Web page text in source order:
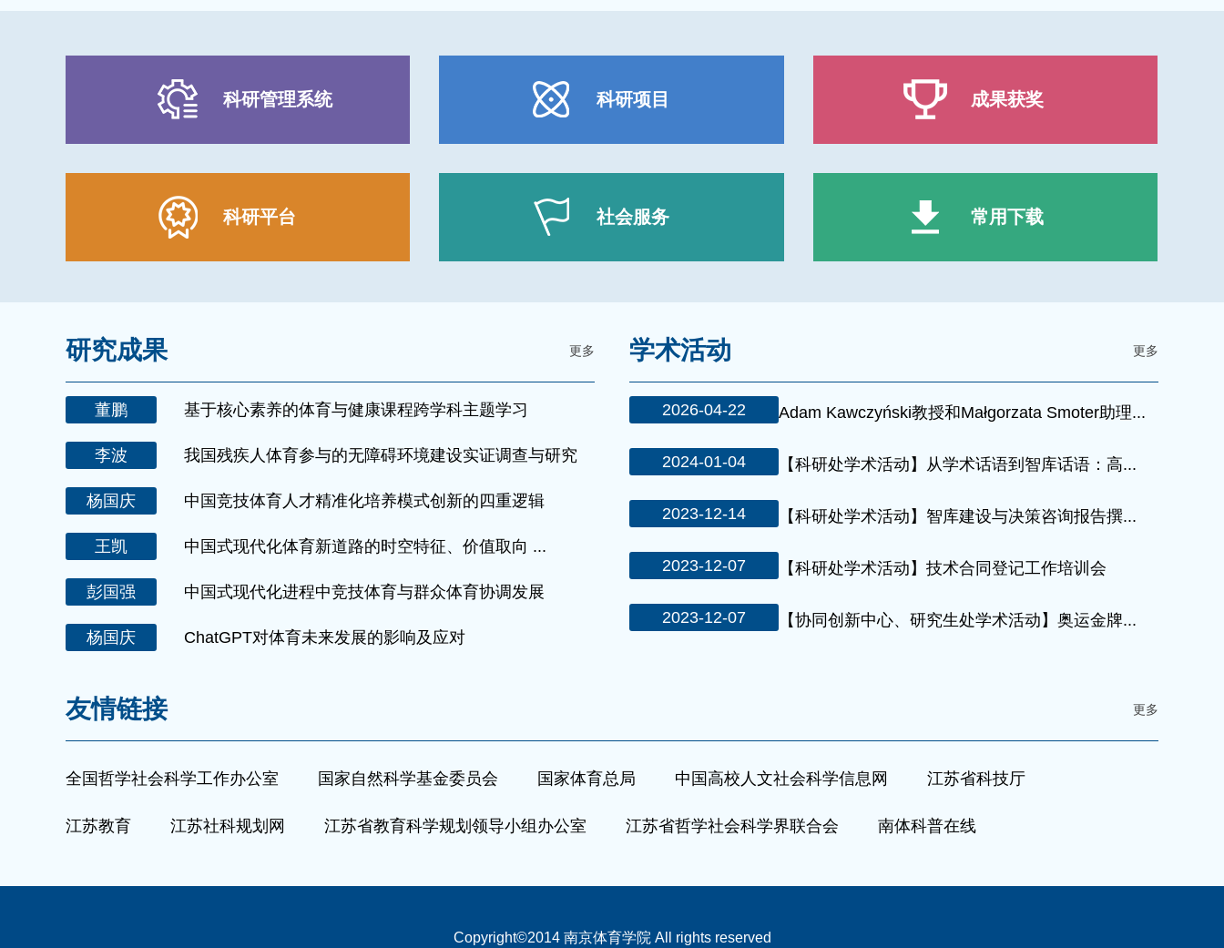
科研管理系统 科研项目 成果获奖
科研平台 社会服务 常用下载
研究成果 更多
董鹏 基于核心素养的体育与健康课程跨学科主题学习
李波 我国残疾人体育参与的无障碍环境建设实证调查与研究
杨国庆 中国竞技体育人才精准化培养模式创新的四重逻辑
王凯 中国式现代化体育新道路的时空特征、价值取向 ...
彭国强 中国式现代化进程中竞技体育与群众体育协调发展
杨国庆 ChatGPT对体育未来发展的影响及应对
学术活动 更多
2026-04-22 Adam Kawczyński教授和Małgorzata Smoter助理...
2024-01-04 【科研处学术活动】从学术话语到智库话语：高...
2023-12-14 【科研处学术活动】智库建设与决策咨询报告撰...
2023-12-07 【科研处学术活动】技术合同登记工作培训会
2023-12-07 【协同创新中心、研究生处学术活动】奥运金牌...
友情链接 更多
全国哲学社会科学工作办公室 国家自然科学基金委员会 国家体育总局 中国高校人文社会科学信息网 江苏省科技厅
江苏教育 江苏社科规划网 江苏省教育科学规划领导小组办公室 江苏省哲学社会科学界联合会 南体科普在线
Copyright©2014 南京体育学院 All rights reserved